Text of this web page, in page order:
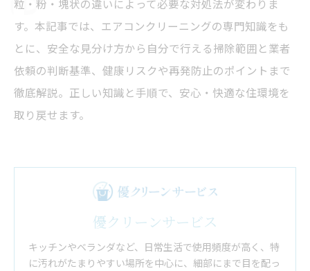
粒・粉・塊状の違いによって必要な対処法が変わりま
す。本記事では、エアコンクリーニングの専門知識をも
とに、安全な見分け方から自分で行える掃除範囲と業者
依頼の判断基準、健康リスクや再発防止のポイントまで
徹底解説。正しい知識と手順で、安心・快適な住環境を
取り戻せます。
優クリーンサービス
キッチンやベランダなど、日常生活で使用頻度が高く、特
に汚れがたまりやすい場所を中心に、細部にまで目を配っ